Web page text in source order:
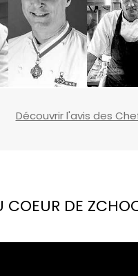
Découvrir l'avis des
COEUR DE